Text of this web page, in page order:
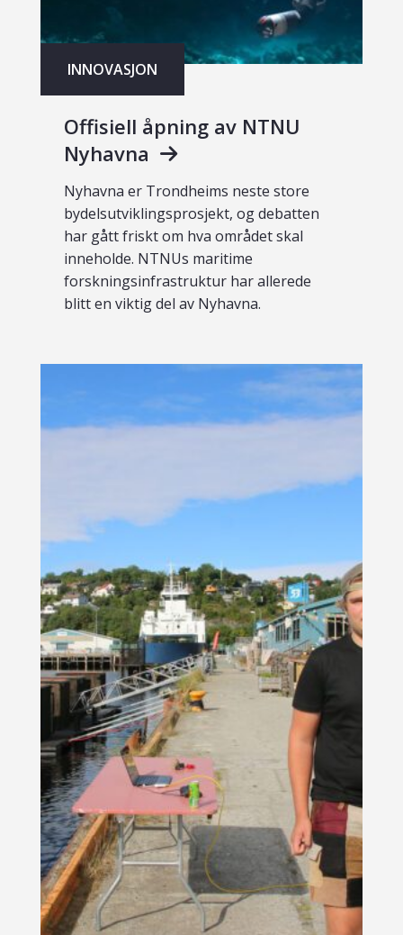
INNOVASJON
Offisiell åpning av NTNU
Nyhavna
Nyhavna er Trondheims neste store
bydelsutviklingsprosjekt, og debatten
har gått friskt om hva området skal
inneholde. NTNUs maritime
forskningsinfrastruktur har allerede
blitt en viktig del av Nyhavna.